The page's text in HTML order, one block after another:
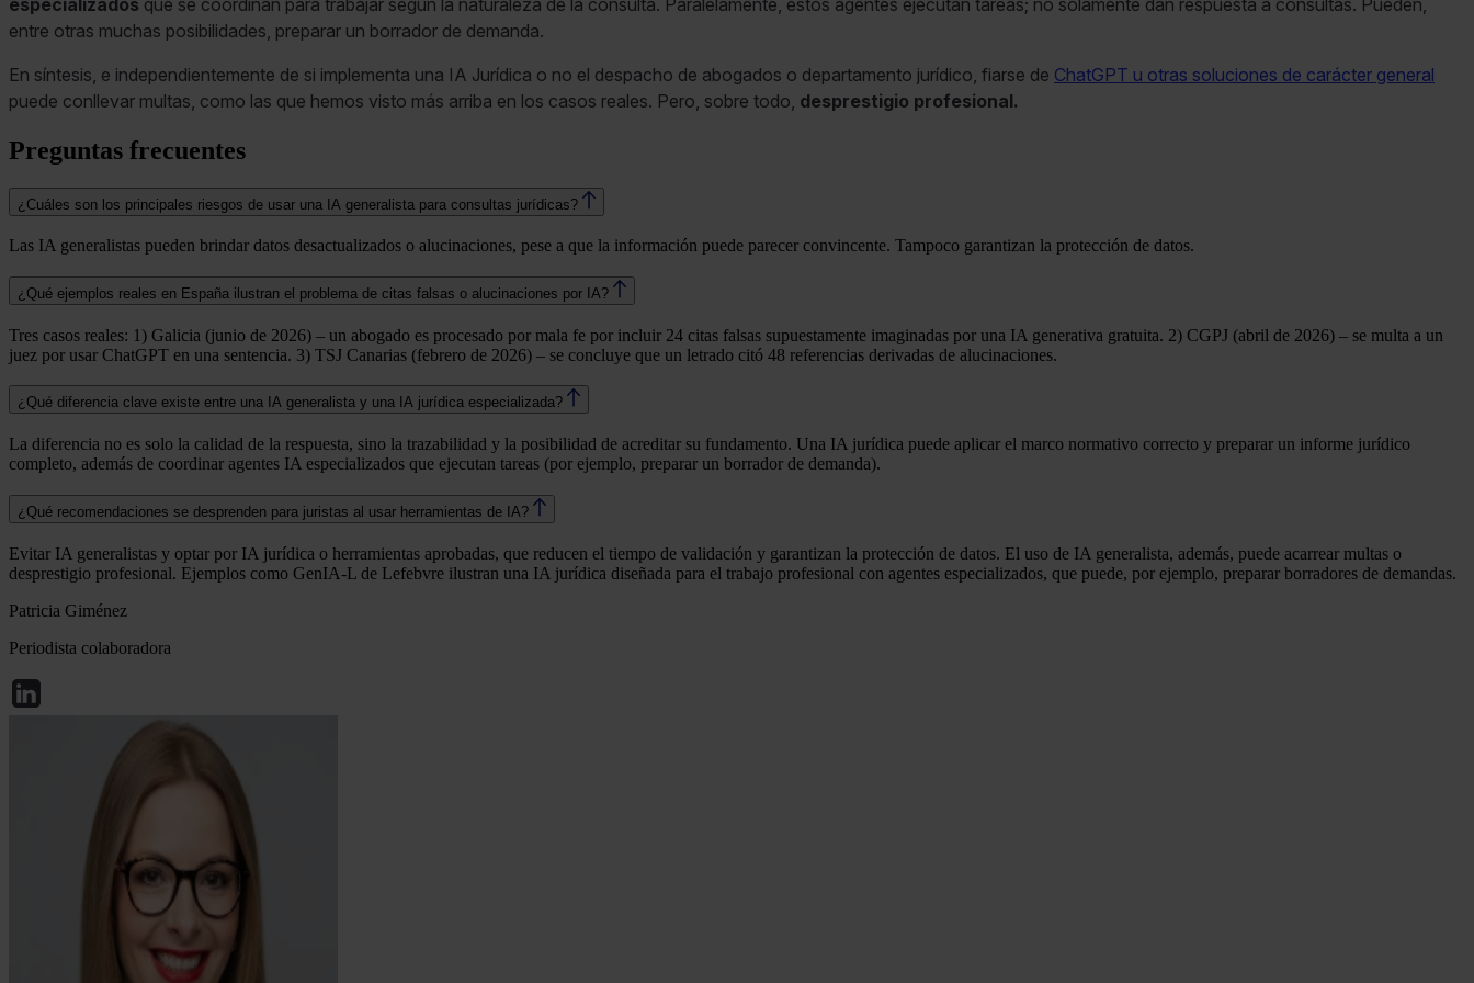
entre otras muchas posibilidades, preparar un borrador de demanda.
En síntesis, e independientemente de si implementa una IA Jurídica o no el despacho de abogados o departamento jurídico, fiarse de ChatGPT u otras soluciones de carácter general
puede conllevar multas, como las que hemos visto más arriba en los casos reales. Pero, sobre todo, desprestigio profesional.
Preguntas frecuentes
¿Cuáles son los principales riesgos de usar una IA generalista para consultas jurídicas?
Las IA generalistas pueden brindar datos desactualizados o alucinaciones, pese a que la información puede parecer convincente. Tampoco garantizan la protección de datos.
¿Qué ejemplos reales en España ilustran el problema de citas falsas o alucinaciones por IA?
Tres casos reales: 1) Galicia (junio de 2026) – un abogado es procesado por mala fe por incluir 24 citas falsas supuestamente imaginadas por una IA generativa gratuita. 2) CGPJ (abril de 2026) – se multa a un
juez por usar ChatGPT en una sentencia. 3) TSJ Canarias (febrero de 2026) – se concluye que un letrado citó 48 referencias derivadas de alucinaciones.
¿Qué diferencia clave existe entre una IA generalista y una IA jurídica especializada?
La diferencia no es solo la calidad de la respuesta, sino la trazabilidad y la posibilidad de acreditar su fundamento. Una IA jurídica puede aplicar el marco normativo correcto y preparar un informe jurídico
completo, además de coordinar agentes IA especializados que ejecutan tareas (por ejemplo, preparar un borrador de demanda).
¿Qué recomendaciones se desprenden para juristas al usar herramientas de IA?
Evitar IA generalistas y optar por IA jurídica o herramientas aprobadas, que reducen el tiempo de validación y garantizan la protección de datos. El uso de IA generalista, además, puede acarrear multas o
desprestigio profesional. Ejemplos como GenIA-L de Lefebvre ilustran una IA jurídica diseñada para el trabajo profesional con agentes especializados, que puede, por ejemplo, preparar borradores de demandas.
Patricia Giménez
Periodista colaboradora